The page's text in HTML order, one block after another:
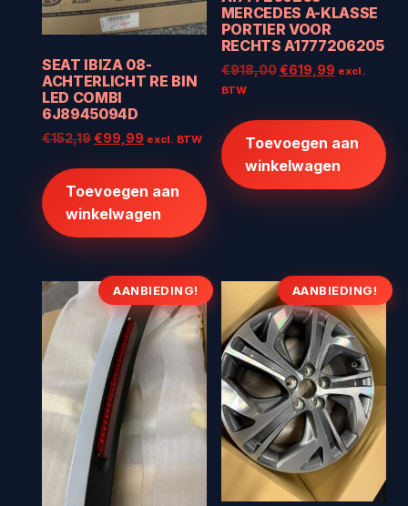
SEAT IBIZA 08-
ACHTERLICHT RE BIN
LED COMBI
6J8945094D
€152,19Oorspronkelijke
€152,19.
€99,99 Huidige
€99,99.
excl. BTW
Toevoegen aan
winkelwagen
MERCEDES A-KLASSE
PORTIER VOOR
RECHTS A1777206205
€918,00 Oorspronkelijke
€619,99Huidige
€619,99.
excl.
BTW
Toevoegen aan
winkelwagen
AANBIEDING! AANBIEDING!